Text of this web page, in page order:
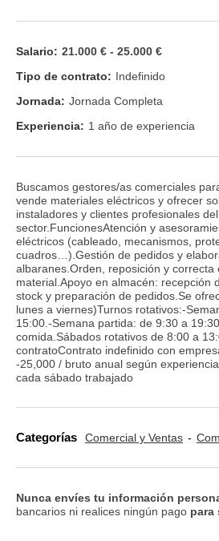
Salario: 21.000 € - 25.000 €
Tipo de contrato: Indefinido
Jornada: Jornada Completa
Experiencia: 1 año de experiencia
Buscamos gestores/as comerciales
vende materiales eléctricos y ofrecer
instaladores y clientes profesionales del
sector.FuncionesAtención y
eléctricos (cableado, mecanismos,
cuadros…).Gestión de pedidos y
albaranes.Orden, reposición y correcta
material.Apoyo en almacén: recepción
stock y preparación de pedidos.Se
lunes a viernes)Turnos rotativos:-
15:00.-Semana partida: de 9:30 a
comida.Sábados rotativos de 8:00 a
contratoContrato indefinido con
-25,000 / bruto anual según
cada sábado trabajado
Categorías Comercial y Ventas
Nunca envíes tu información
bancarios ni realices ningún pago para